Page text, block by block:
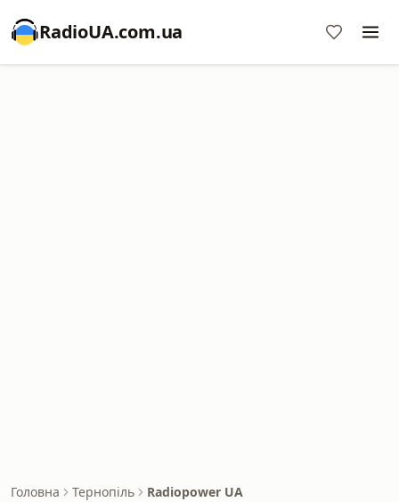
RadioUA.com.ua
Головна Тернопіль Radiopower UA